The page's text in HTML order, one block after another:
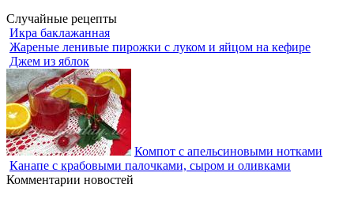
Случайные рецепты
Икра баклажанная
Жареные ленивые пирожки с луком и яйцом на кефире
Джем из яблок
Компот с апельсиновыми нотками
Канапе с крабовыми палочками, сыром и оливками
Комментарии новостей